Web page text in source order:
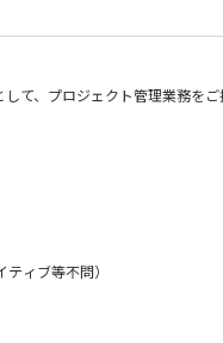
て、プロジェクト管理業務をご
関わる各種業務
ィブPMなどの領域に特化した
ィブ等不問）